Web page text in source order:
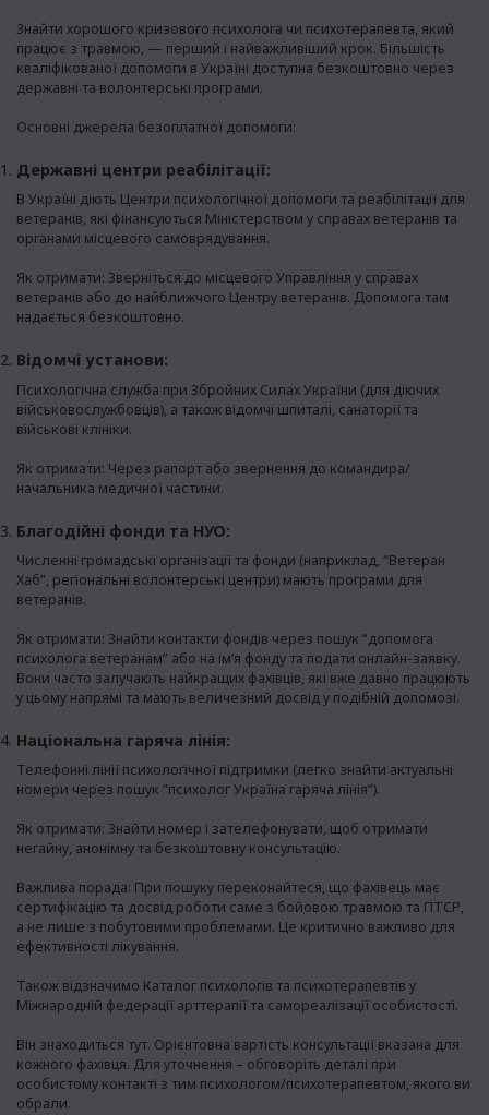
Знайти хорошого кризового психолога чи психотерапевта, який
працює з травмою, — перший і найважливіший крок. Більшість
кваліфікованої допомоги в Україні доступна безкоштовно через
державні та волонтерські програми.
Основні джерела безоплатної допомоги:
Державні центри реабілітації:
В Україні діють Центри психологічної допомоги та реабілітації для
ветеранів, які фінансуються Міністерством у справах ветеранів та
органами місцевого самоврядування.
Як отримати: Зверніться до місцевого Управління у справах
ветеранів або до найближчого Центру ветеранів. Допомога там
надається безкоштовно.
Відомчі установи:
Психологічна служба при Збройних Силах України (для діючих
військовослужбовців), а також відомчі шпиталі, санаторії та
військові клініки.
Як отримати: Через рапорт або звернення до командира/
начальника медичної частини.
Благодійні фонди та НУО:
Численні громадські організації та фонди (наприклад, “Ветеран
Хаб”, регіональні волонтерські центри) мають програми для
ветеранів.
Як отримати: Знайти контакти фондів через пошук “допомога
психолога ветеранам” або на ім’я фонду та подати онлайн-заявку.
Вони часто залучають найкращих фахівців, які вже давно працюють
у цьому напрямі та мають величезний досвід у подібній допомозі.
Національна гаряча лінія:
Телефонні лінії психологічної підтримки (легко знайти актуальні
номери через пошук “психолог Україна гаряча лінія”).
Як отримати: Знайти номер і зателефонувати, щоб отримати
негайну, анонімну та безкоштовну консультацію.
Важлива порада: При пошуку переконайтеся, що фахівець має
сертифікацію та досвід роботи саме з бойовою травмою та ПТСР,
а не лише з побутовими проблемами. Це критично важливо для
ефективності лікування.
Також відзначимо Каталог психологів та психотерапевтів у
Міжнародній федерації арттерапії та самореалізації особистості.
Він знаходиться тут. Орієнтовна вартість консультації вказана для
кожного фахівця. Для уточнення – обговоріть деталі при
особистому контакті з тим психологом/психотерапевтом, якого ви
обрали.